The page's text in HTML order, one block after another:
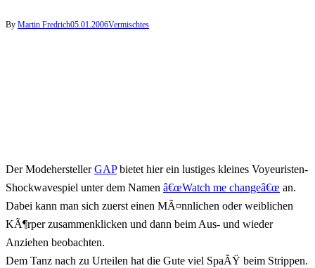
By Martin Fredrich05.01.2006Vermischtes
Der ModeherstellerGAPbietet hier ein lustiges kleines Voyeuristen-
Shockwavespiel unter dem Namen â€œWatch me changeâ€œ an.
Dabei kann man sich zuerst einen MÃ¤nnlichen oder weiblichen
KÃ¶rper zusammenklicken und dann beim Aus- und wieder
Anziehen beobachten.
Dem Tanz nach zu Urteilen hat die Gute viel SpaÃŸ beim Strippen.